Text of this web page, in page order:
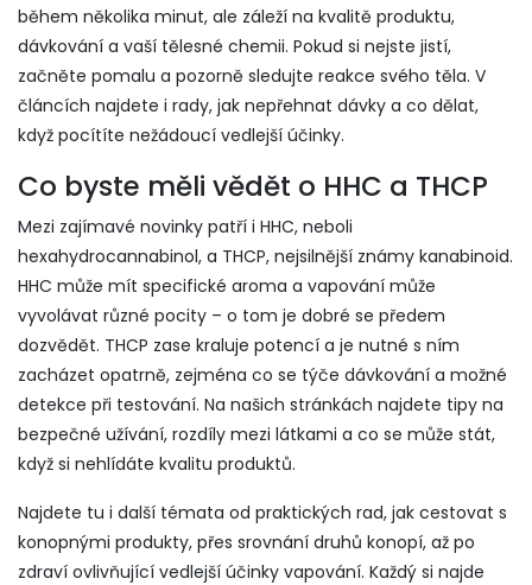
během několika minut, ale záleží na kvalitě produktu,
dávkování a vaší tělesné chemii. Pokud si nejste jistí,
začněte pomalu a pozorně sledujte reakce svého těla. V
článcích najdete i rady, jak nepřehnat dávky a co dělat,
když pocítíte nežádoucí vedlejší účinky.
Co byste měli vědět o HHC a THCP
Mezi zajímavé novinky patří i HHC, neboli
hexahydrocannabinol, a THCP, nejsilnější známy kanabinoid.
HHC může mít specifické aroma a vapování může
vyvolávat různé pocity – o tom je dobré se předem
dozvědět. THCP zase kraluje potencí a je nutné s ním
zacházet opatrně, zejména co se týče dávkování a možné
detekce při testování. Na našich stránkách najdete tipy na
bezpečné užívání, rozdíly mezi látkami a co se může stát,
když si nehlídáte kvalitu produktů.
Najdete tu i další témata od praktických rad, jak cestovat s
konopnými produkty, přes srovnání druhů konopí, až po
zdraví ovlivňující vedlejší účinky vapování. Každý si najde